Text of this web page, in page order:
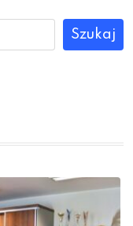
Szukaj